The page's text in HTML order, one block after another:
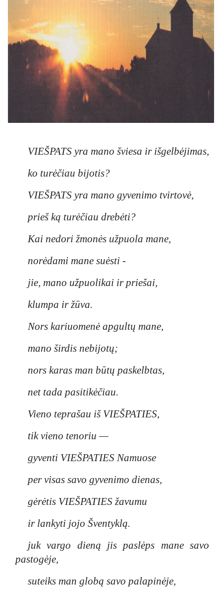
VIEŠPATS yra mano šviesa ir išgelbėjimas,
ko turėčiau bijotis?
VIEŠPATS yra mano gyvenimo tvirtovė,
prieš ką turėčiau drebėti?
Kai nedori žmonės užpuola mane,
norėdami mane suėsti -
jie, mano užpuolikai ir priešai,
klumpa ir žūva.
Nors kariuomenė apgultų mane,
mano širdis nebijotų;
nors karas man būtų paskelbtas,
net tada pasitikėčiau.
Vieno teprašau iš VIEŠPATIES,
tik vieno tenoriu —
gyventi VIEŠPATIES Namuose
per visas savo gyvenimo dienas,
gėrėtis VIEŠPATIES žavumu
ir lankyti jojo Šventyklą.
juk vargo dieną jis paslėps mane savo
pastogėje,
suteiks man globą savo palapinėje,